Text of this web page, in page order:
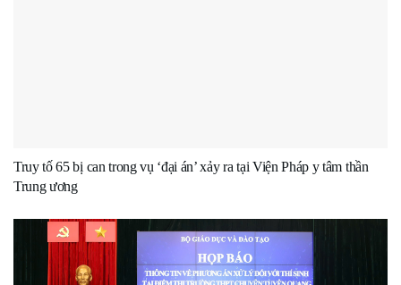
Truy tố 65 bị can trong vụ ‘đại án’ xảy ra tại Viện Pháp y tâm thần
Trung ương